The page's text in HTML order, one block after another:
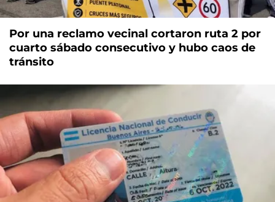
Por una reclamo vecinal cortaron ruta 2 por
cuarto sábado consecutivo y hubo caos de
tránsito